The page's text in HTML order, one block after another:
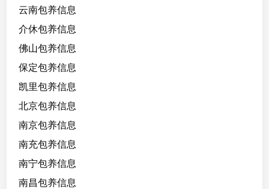
绪
值
高
听
懂
事
学
高
云南包养信息
介休包养信息
佛山包养信息
保定包养信息
凯里包养信息
北京包养信息
南京包养信息
南充包养信息
南宁包养信息
南昌包养信息